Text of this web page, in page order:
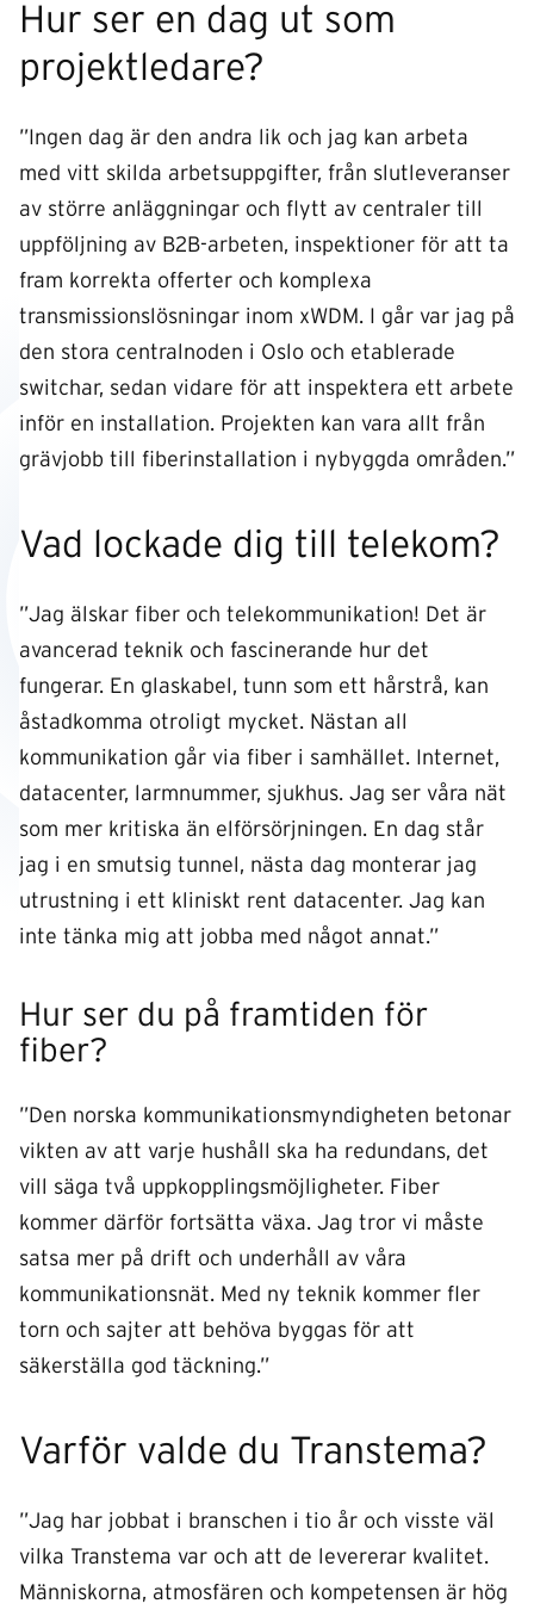
Hur ser en dag ut som
projektledare?
”Ingen dag är den andra lik och jag kan arbeta
med vitt skilda arbetsuppgifter, från slutleveranser
av större anläggningar och flytt av centraler till
uppföljning av B2B-arbeten, inspektioner för att ta
fram korrekta offerter och komplexa
transmissionslösningar inom xWDM. I går var jag på
den stora centralnoden i Oslo och etablerade
switchar, sedan vidare för att inspektera ett arbete
inför en installation. Projekten kan vara allt från
grävjobb till fiberinstallation i nybyggda områden.”
Vad lockade dig till telekom?
”Jag älskar fiber och telekommunikation! Det är
avancerad teknik och fascinerande hur det
fungerar. En glaskabel, tunn som ett hårstrå, kan
åstadkomma otroligt mycket. Nästan all
kommunikation går via fiber i samhället. Internet,
datacenter, larmnummer, sjukhus. Jag ser våra nät
som mer kritiska än elförsörjningen. En dag står
jag i en smutsig tunnel, nästa dag monterar jag
utrustning i ett kliniskt rent datacenter. Jag kan
inte tänka mig att jobba med något annat.”
Hur ser du på framtiden för
fiber?
”Den norska kommunikationsmyndigheten betonar
vikten av att varje hushåll ska ha redundans, det
vill säga två uppkopplingsmöjligheter. Fiber
kommer därför fortsätta växa. Jag tror vi måste
satsa mer på drift och underhåll av våra
kommunikationsnät. Med ny teknik kommer fler
torn och sajter att behöva byggas för att
säkerställa god täckning.”
Varför valde du Transtema?
”Jag har jobbat i branschen i tio år och visste väl
vilka Transtema var och att de levererar kvalitet.
Människorna, atmosfären och kompetensen är hög